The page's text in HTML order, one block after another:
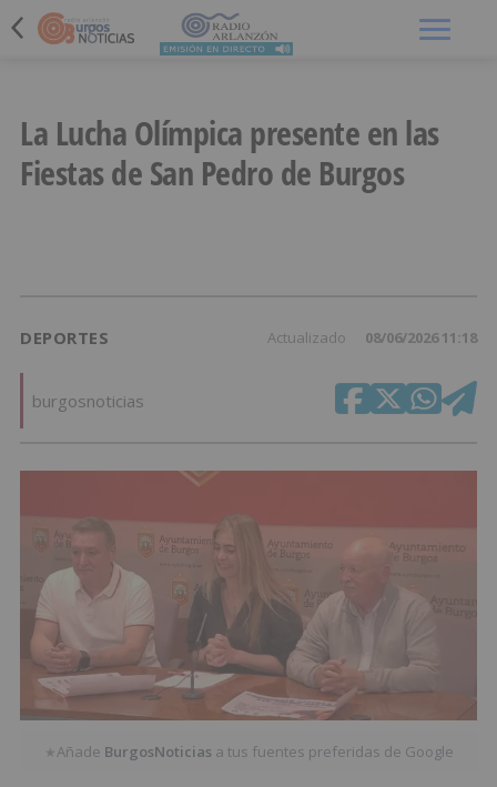
La Lucha Olímpica presente en las
Fiestas de San Pedro de Burgos
DEPORTES Actualizado 08/06/2026 11:18
burgosnoticias
★Añade BurgosNoticias a tus fuentes preferidas de Google